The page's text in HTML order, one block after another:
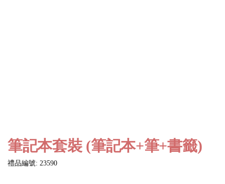
筆記本套裝 (筆記本+筆+書籤)
禮品編號: 23590